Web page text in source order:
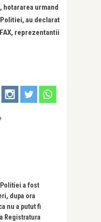
urmand
au declarat
reprezentantii
a fost
dupa ora
nu a putut fi
Registratura